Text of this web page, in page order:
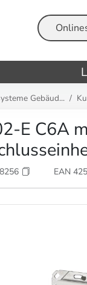
Suche
Gebäud...
E C6A
EAN